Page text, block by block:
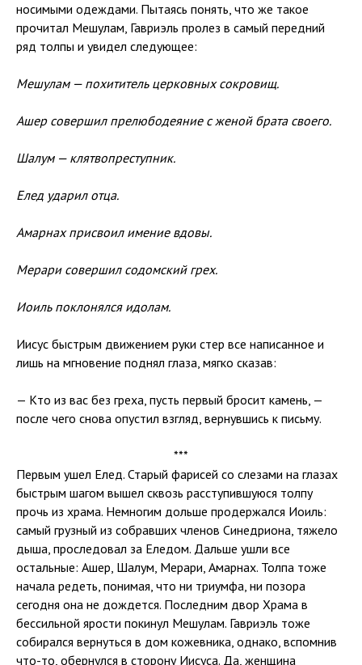
носимыми одеждами. Пытаясь понять, что же такое
прочитал Мешулам, Гавриэль пролез в самый передний
ряд толпы и увидел следующее:
Мешулам — похититель церковных сокровищ.
Ашер совершил прелюбодеяние с женой брата своего.
Шалум — клятвопреступник.
Елед ударил отца.
Амарнах присвоил имение вдовы.
Мерари совершил содомский грех.
Иоиль поклонялся идолам.
Иисус быстрым движением руки стер все написанное и
лишь на мгновение поднял глаза, мягко сказав:
— Кто из вас без греха, пусть первый бросит камень, —
после чего снова опустил взгляд, вернувшись к письму.
***
Первым ушел Елед. Старый фарисей со слезами на глазах
быстрым шагом вышел сквозь расступившуюся толпу
прочь из храма. Немногим дольше продержался Иоиль:
самый грузный из собравших членов Синедриона, тяжело
дыша, проследовал за Еледом. Дальше ушли все
остальные: Ашер, Шалум, Мерари, Амарнах. Толпа тоже
начала редеть, понимая, что ни триумфа, ни позора
сегодня она не дождется. Последним двор Храма в
бессильной ярости покинул Мешулам. Гавриэль тоже
собирался вернуться в дом кожевника, однако, вспомнив
что-то, обернулся в сторону Иисуса. Да, женщина